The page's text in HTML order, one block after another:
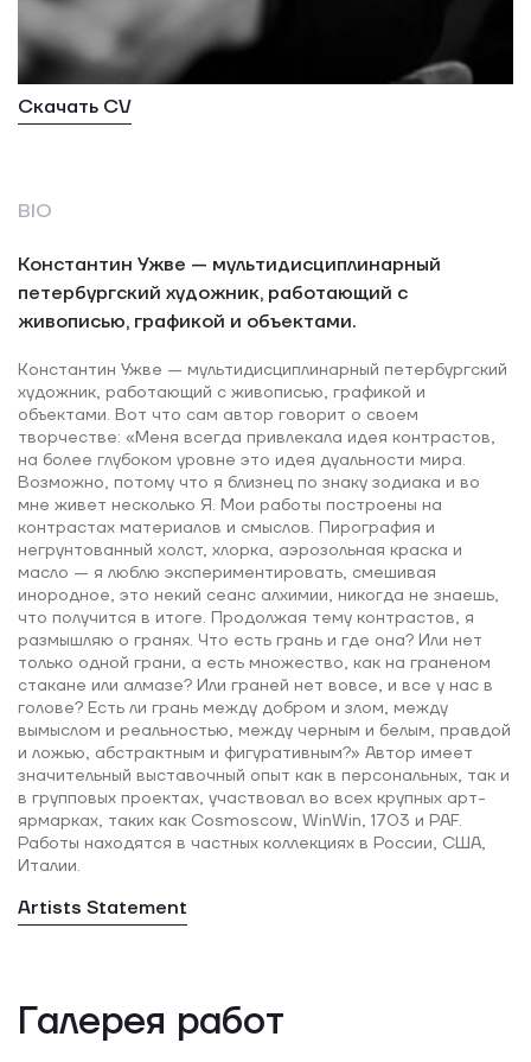
Скачать CV
BIO
Константин Ужве — мультидисциплинарный
петербургский художник, работающий с
живописью, графикой и объектами.
Константин Ужве — мультидисциплинарный петербургский
художник, работающий с живописью, графикой и
объектами. Вот что сам автор говорит о своем
творчестве: «Меня всегда привлекала идея контрастов,
на более глубоком уровне это идея дуальности мира.
Возможно, потому что я близнец по знаку зодиака и во
мне живет несколько Я. Мои работы построены на
контрастах материалов и смыслов. Пирография и
негрунтованный холст, хлорка, аэрозольная краска и
масло — я люблю экспериментировать, смешивая
инородное, это некий сеанс алхимии, никогда не знаешь,
что получится в итоге. Продолжая тему контрастов, я
размышляю о гранях. Что есть грань и где она? Или нет
только одной грани, а есть множество, как на граненом
стакане или алмазе? Или граней нет вовсе, и все у нас в
голове? Есть ли грань между добром и злом, между
вымыслом и реальностью, между черным и белым, правдой
и ложью, абстрактным и фигуративным?» Автор имеет
значительный выставочный опыт как в персональных, так и
в групповых проектах, участвовал во всех крупных арт-
ярмарках, таких как Cosmoscow, WinWin, 1703 и PAF.
Работы находятся в частных коллекциях в России, США,
Италии.
Artists Statement
Галерея работ